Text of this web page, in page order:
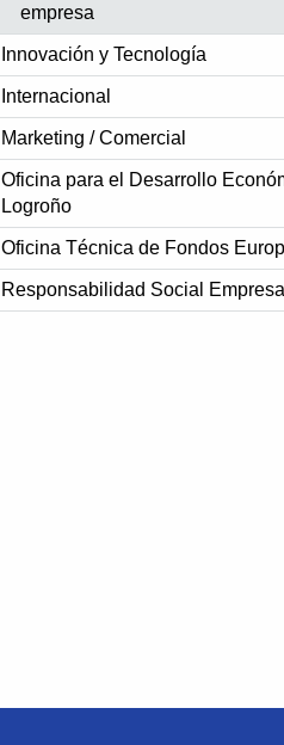
empresa
Innovación y Tecnología
Internacional
Marketing / Comercial
Oficina para el Desarrollo
Logroño
Oficina Técnica de Fondos
Responsabilidad Social